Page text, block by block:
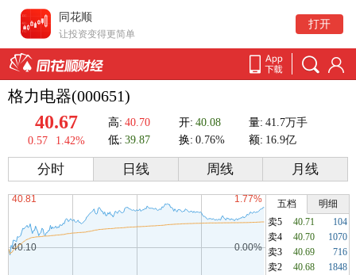
同花顺
让投资变得更简单
打开
格力电器(000651)
40.67
0.57 1.42%
高: 40.70 开: 40.08 量: 41.7万手
低: 39.87 换: 0.76% 额: 16.9亿
分时 日线 周线 月线
五档
明细
卖5
40.71
104
卖4
40.70
1070
卖3
40.69
716
卖2
40.68
1848